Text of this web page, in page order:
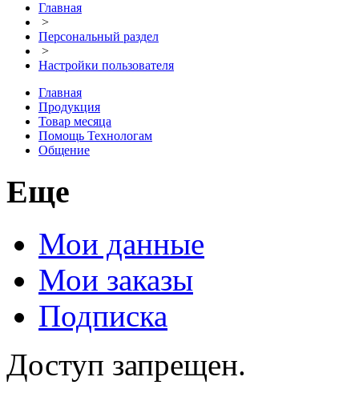
Главная
>
Персональный раздел
>
Настройки пользователя
Главная
Продукция
Товар месяца
Помощь Технологам
Общение
Еще
Мои данные
Мои заказы
Подписка
Доступ запрещен.